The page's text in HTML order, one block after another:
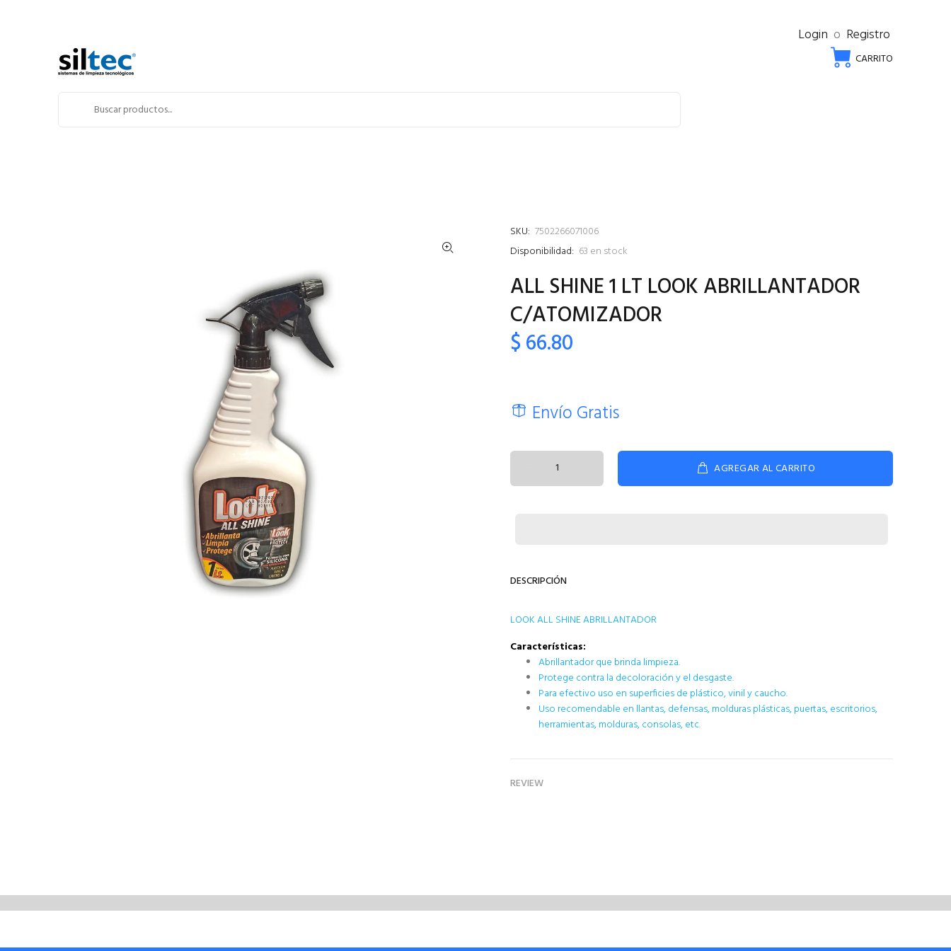
Login o Registro
CARRITO
SKU: 7502266071006
Disponibilidad: 63 en stock
ALL SHINE 1 LT LOOK ABRILLANTADOR
C/ATOMIZADOR
$ 66.80
Envío Gratis
AGREGAR AL CARRITO
DESCRIPCIÓN
LOOK ALL SHINE ABRILLANTADOR
Características:
Abrillantador que brinda limpieza.
Protege contra la decoloración y el desgaste.
Para efectivo uso en superficies de plástico, vinil y caucho.
Uso recomendable en llantas, defensas, molduras plásticas, puertas, escritorios,
herramientas, molduras, consolas, etc.
REVIEW